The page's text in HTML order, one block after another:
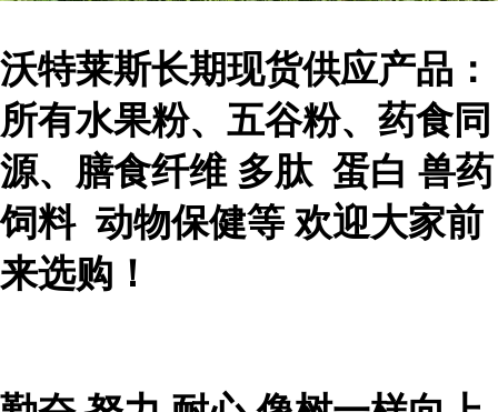
沃特莱斯长期现货供应产品：
所有水果粉、五谷粉、药食同
源、膳食纤维 多肽 蛋白 兽药
饲料 动物保健等 欢迎大家前
来选购！